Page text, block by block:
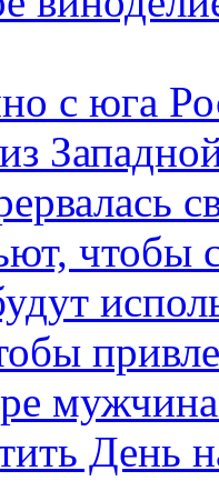
с юга
чтобы
мужчина
День